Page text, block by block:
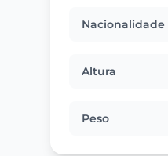
Nacionalidade
Altura
Peso